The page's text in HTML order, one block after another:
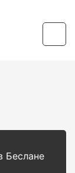
Беслане